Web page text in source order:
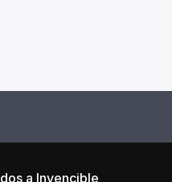
a Invencible